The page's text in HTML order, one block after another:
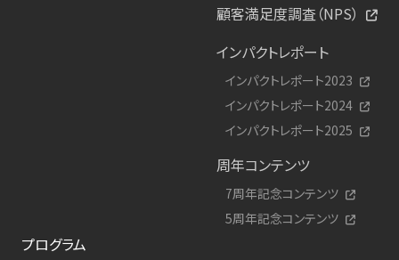
顧客満足度調査（NPS）
インパクトレポート
インパクトレポート2023
インパクトレポート2024
インパクトレポート2025
周年コンテンツ
7周年記念コンテンツ
5周年記念コンテンツ
プログラム